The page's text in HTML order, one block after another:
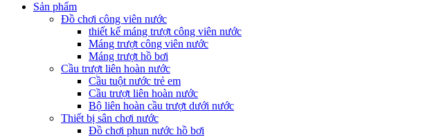
Sản phẩm
Đồ chơi công viên nước
thiết kế máng trượt công viên nước
Máng trượt công viên nước
Máng trượt hồ bơi
Cầu trượt liên hoàn nước
Cầu tuột nước trẻ em
Cầu trượt liên hoàn nước
Bộ liên hoàn cầu trượt dưới nước
Thiết bị sân chơi nước
Đồ chơi phun nước hồ bơi